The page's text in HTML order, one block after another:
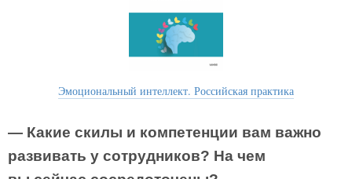
Эмоциональный интеллект. Российская практика
— Какие скилы и компетенции вам важно
развивать у сотрудников? На чем